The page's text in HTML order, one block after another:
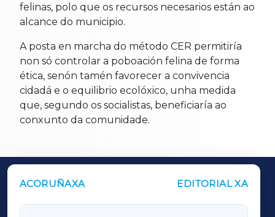
felinas, polo que os recursos necesarios están ao
alcance do municipio.
A posta en marcha do método CER permitiría
non só controlar a poboación felina de forma
ética, senón tamén favorecer a convivencia
cidadá e o equilibrio ecolóxico, unha medida
que, segundo os socialistas, beneficiaría ao
conxunto da comunidade.
ACORUÑAXA EDITORIAL XA
OUTROS PERIÓDICOS